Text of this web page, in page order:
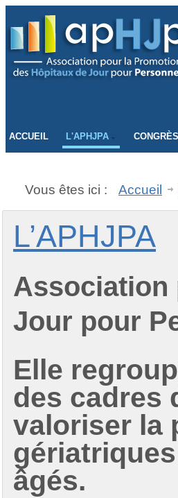
ACCUEIL L'APHJPA CONGRÈS
Vous êtes ici : Accueil
L’APHJPA
Association
Jour pour P
Elle
des cadres
valoriser la
âgés.